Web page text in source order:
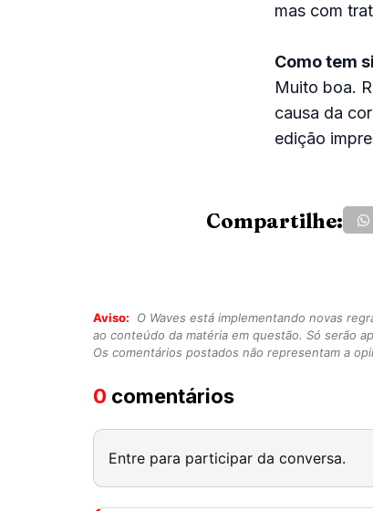
mas com
Como tem
Muito boa.
causa da
edição
Compartilhe:
Aviso:
O Waves está implementando novas
ao conteúdo da matéria em questão. Só serão
Os comentários postados não representam a
0 comentários
Entre para participar da conversa.